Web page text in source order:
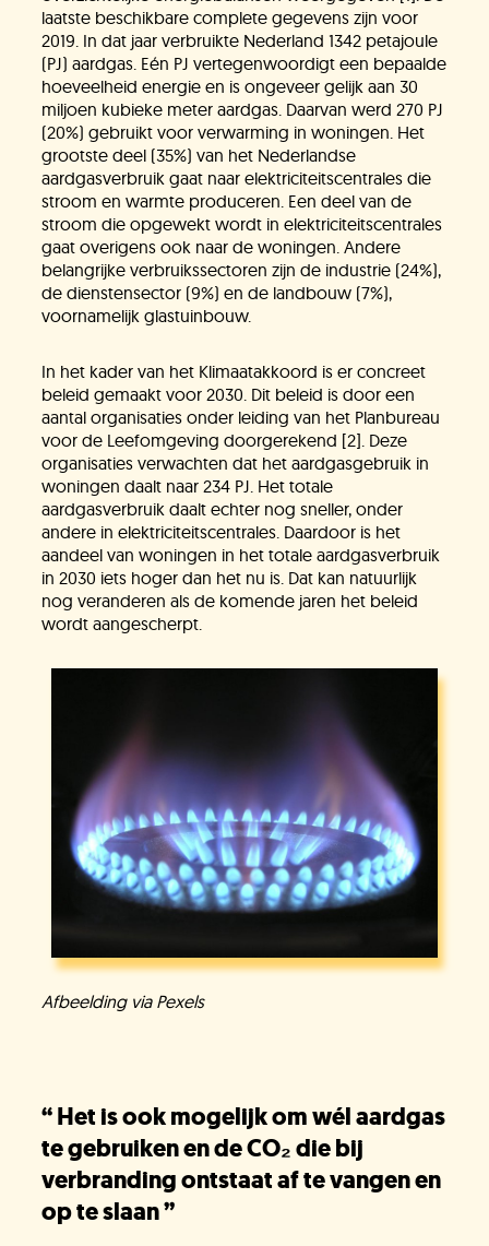
laatste beschikbare complete gegevens zijn voor
2019. In dat jaar verbruikte Nederland 1342 petajoule
(PJ) aardgas. Eén PJ vertegenwoordigt een bepaalde
hoeveelheid energie en is ongeveer gelijk aan 30
miljoen kubieke meter aardgas. Daarvan werd 270 PJ
(20%) gebruikt voor verwarming in woningen. Het
grootste deel (35%) van het Nederlandse
aardgasverbruik gaat naar elektriciteitscentrales die
stroom en warmte produceren. Een deel van de
stroom die opgewekt wordt in elektriciteitscentrales
gaat overigens ook naar de woningen. Andere
belangrijke verbruikssectoren zijn de industrie (24%),
de dienstensector (9%) en de landbouw (7%),
voornamelijk glastuinbouw.
In het kader van het Klimaatakkoord is er concreet
beleid gemaakt voor 2030. Dit beleid is door een
aantal organisaties onder leiding van het Planbureau
voor de Leefomgeving doorgerekend [2]. Deze
organisaties verwachten dat het aardgasgebruik in
woningen daalt naar 234 PJ. Het totale
aardgasverbruik daalt echter nog sneller, onder
andere in elektriciteitscentrales. Daardoor is het
aandeel van woningen in het totale aardgasverbruik
in 2030 iets hoger dan het nu is. Dat kan natuurlijk
nog veranderen als de komende jaren het beleid
wordt aangescherpt.
Afbeelding via Pexels
“Het is ook mogelijk om wél aardgas
te gebruiken en de CO₂ die bij
verbranding ontstaat af te vangen en
op te slaan”
Jullie vragen
Onze experts
Vacatures
Onze organisatie
KH Kids